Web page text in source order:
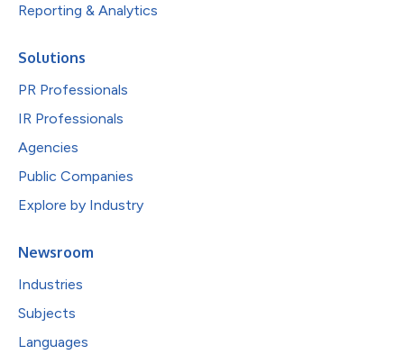
Reporting & Analytics
Solutions
PR Professionals
IR Professionals
Agencies
Public Companies
Explore by Industry
Newsroom
Industries
Subjects
Languages